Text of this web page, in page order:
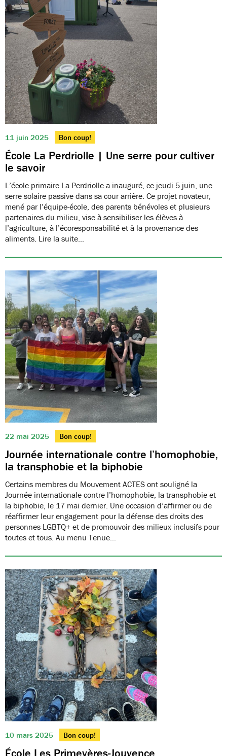
11 juin 2025 Bon coup!
École La Perdriolle | Une serre pour cultiver
le savoir
L’école primaire La Perdriolle a inauguré, ce jeudi 5 juin, une
serre solaire passive dans sa cour arrière. Ce projet novateur,
mené par l’équipe-école, des parents bénévoles et plusieurs
partenaires du milieu, vise à sensibiliser les élèves à
l’agriculture, à l’écoresponsabilité et à la provenance des
aliments. Lire la suite…
22 mai 2025 Bon coup!
Journée internationale contre l’homophobie,
la transphobie et la biphobie
Certains membres du Mouvement ACTES ont souligné la
Journée internationale contre l’homophobie, la transphobie et
la biphobie, le 17 mai dernier. Une occasion d’affirmer ou de
réaffirmer leur engagement pour la défense des droits des
personnes LGBTQ+ et de promouvoir des milieux inclusifs pour
toutes et tous. Au menu Tenue…
10 mars 2025 Bon coup!
École Les Primevères-Jouvence